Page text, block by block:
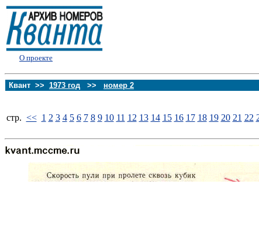
О проекте
Квант >> 1973 год >> номер 2
стp. << 1 2 3 4 5 6 7 8 9 10 11 12 13 14 15 16 17 18 19 20 21 22